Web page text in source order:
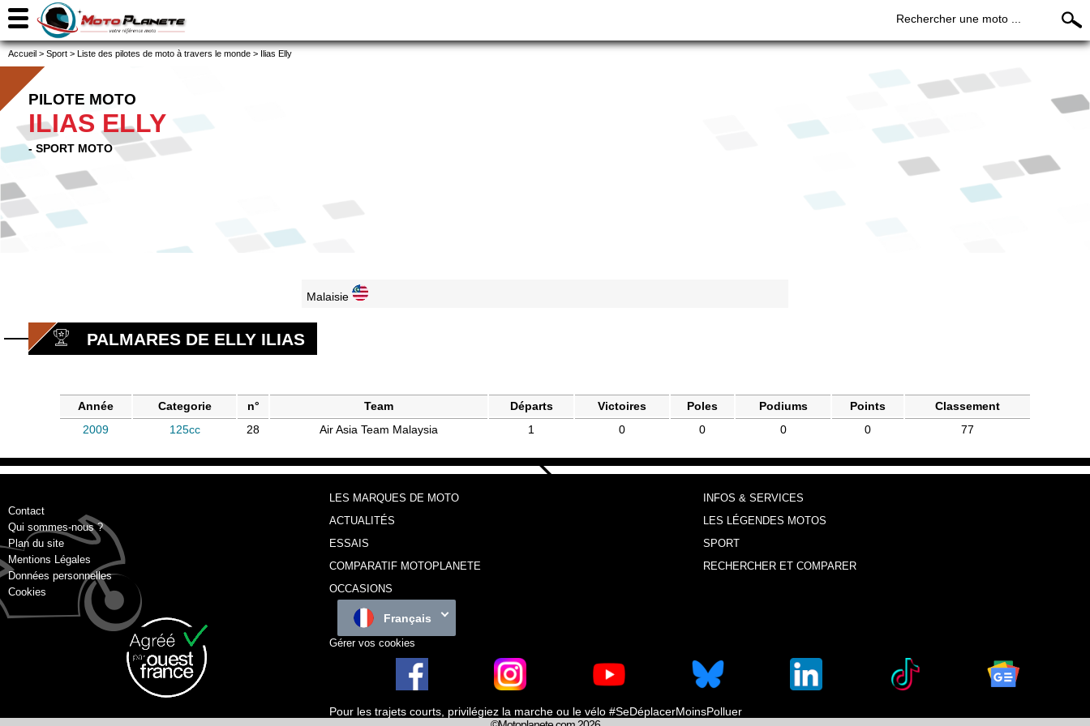
Rechercher une moto ...
Accueil > Sport > Liste des pilotes de moto à travers le monde > Ilias Elly
PILOTE MOTO
ILIAS ELLY
- SPORT MOTO
Malaisie
PALMARES DE ELLY ILIAS
Année Categorie n° Team Départs Victoires Poles Podiums Points
Classement
2009
125cc 28 Air Asia Team Malaysia 1 0 0 0 0 77
Contact
Qui sommes-nous ?
Plan du site
Mentions Légales
Données personnelles
Cookies
LES MARQUES DE MOTO
INFOS & SERVICES
ACTUALITÉS
LES LÉGENDES MOTOS
ESSAIS
SPORT
COMPARATIF MOTOPLANETE
RECHERCHER ET COMPARER
OCCASIONS
Français
Gérer vos cookies
Pour les trajets courts, privilégiez la marche ou le vélo #SeDéplacerMoinsPolluer